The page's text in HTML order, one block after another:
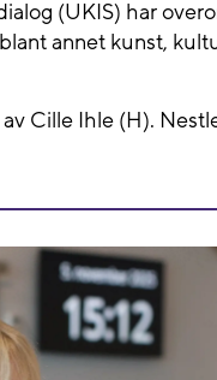
(UKIS) har
annet kunst,
Cille Ihle (H).